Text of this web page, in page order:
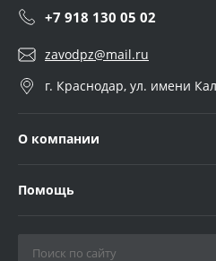
+7 918 130 05 02
zavodpz@mail.ru
г. Краснодар, ул. имени
О компании
Помощь